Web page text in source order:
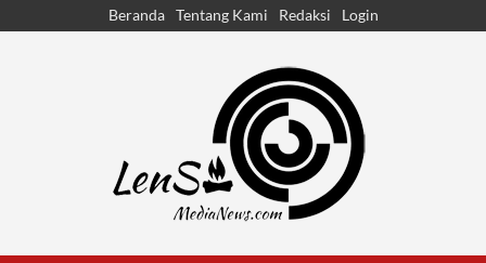
Beranda Tentang Kami Redaksi Login